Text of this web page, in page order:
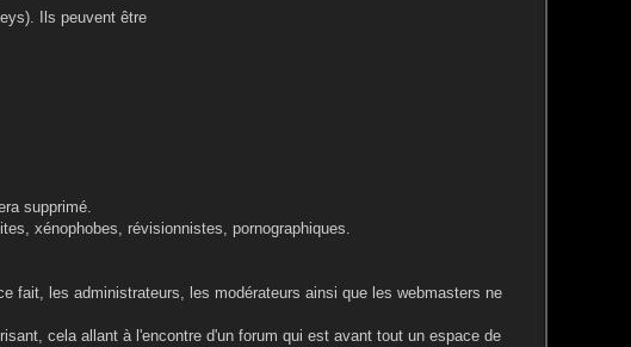
Ils peuvent être
supprimé.
xénophobes, révisionnistes, pornographiques.
fait, les administrateurs, les modérateurs ainsi que les webmasters ne
cela allant à l'encontre d'un forum qui est avant tout un espace de